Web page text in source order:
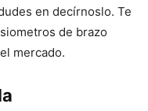
en decírnoslo. Te
de brazo
mercado.